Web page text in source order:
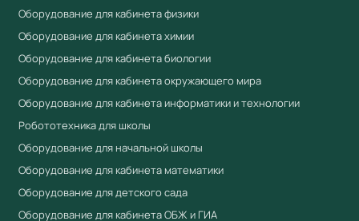
Отсутствие
ограничений срока
предоставления
неисключительных
прав на ПО
Наличие
Библиотека
ресурсов с
обучающими
электронными
Оборудование для кабинета физики
Оборудование для кабинета химии
Оборудование для кабинета биологии
Оборудование для кабинета окружающего мира
Оборудование для кабинета информатики и технологии
Робототехника для школы
Оборудование для начальной школы
Оборудование для кабинета математики
Оборудование для детского сада
Оборудование для кабинета ОБЖ и ГИА